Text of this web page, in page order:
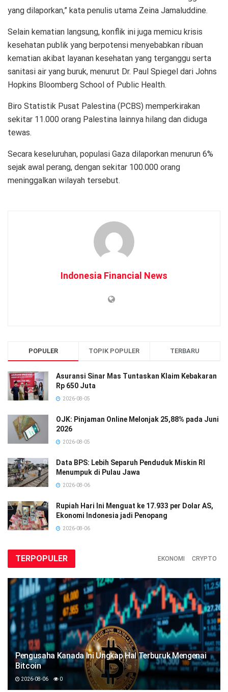
yang dilaporkan,” kata penulis utama Zeina Jamaluddine.
Selain kematian langsung, konflik ini juga memicu krisis
kesehatan publik yang berpotensi menyebabkan ribuan
kematian akibat layanan kesehatan yang terganggu serta
sanitasi air yang buruk, menurut Dr. Paul Spiegel dari Johns
Hopkins Bloomberg School of Public Health.
Biro Statistik Pusat Palestina (PCBS) memperkirakan
sekitar 11.000 orang Palestina lainnya hilang dan diduga
tewas.
Secara keseluruhan, populasi Gaza dilaporkan menurun 6%
sejak awal perang, dengan sekitar 100.000 orang
meninggalkan wilayah tersebut.
Indonesia Financial News
POPULER TOPIK POPULER TERBARU
Asuransi Sinar Mas Tuntaskan Klaim Kebakaran
Rp 650 Juta
2026-08-05
OJK: Pinjaman Online Melonjak 25,88% pada Juni
2026
2026-08-05
Data BPS: Lebih Separuh Penduduk Miskin RI
Menumpuk di Pulau Jawa
2026-08-06
Rupiah Hari Ini Menguat ke 17.933 per Dolar AS,
Ekonomi Indonesia jadi Penopang
2026-08-06
TERPOPULER EKONOMI CRYPTO
Pengusaha Kanada Ini Ungkap Hal Terburuk Mengenai
Bitcoin
2026-08-06 0